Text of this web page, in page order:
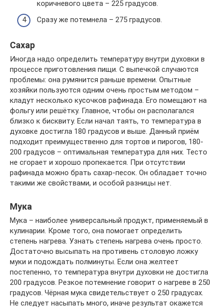
коричневого цвета – 225 градусов.
Сразу же потемнела – 275 градусов.
Сахар
Иногда надо определить температуру внутри духовки в
процессе приготовления пищи. С выпечкой случаются
проблемы: она румянится раньше времени. Опытные
хозяйки пользуются одним очень простым методом –
кладут несколько кусочков рафинада. Его помещают на
фольгу или решётку. Главное, чтобы он располагался
близко к бисквиту. Если начал таять, то температура в
духовке достигла 180 градусов и выше. Данный приём
подходит преимущественно для тортов и пирогов, 180-
200 градусов – оптимальная температура для них. Тесто
не сгорает и хорошо пропекается. При отсутствии
рафинада можно брать сахар-песок. Он обладает точно
такими же свойствами, и особой разницы нет.
Мука
Мука – наиболее универсальный продукт, применяемый в
кулинарии. Кроме того, она помогает определить
степень нагрева. Узнать степень нагрева очень просто.
Достаточно высыпать на противень столовую ложку
муки и подождать полминуты. Если она желтеет
постепенно, то температура внутри духовки не достигла
200 градусов. Резкое потемнение говорит о нагреве в 250
градусов. Чёрная мука свидетельствует о 250 градусах.
Не следует насыпать много, иначе результат окажется